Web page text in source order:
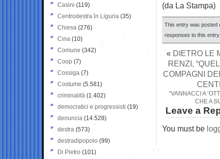
(da La Stampa)
This entry was posted
responses to this
« DIETRO LE
RENZI,
COMPAGNI
“VANNACCI A
CHE A
Leave a
You must be
Casini (119)
Centrodestra in Liguria (35)
Chiesa (276)
Cina (10)
Comune (342)
Coop (7)
Cossiga (7)
Costume (5.581)
criminalità (1.402)
democratici e progressisti (19)
denuncia (14.528)
destra (573)
destradipopolo (99)
Di Pietro (101)